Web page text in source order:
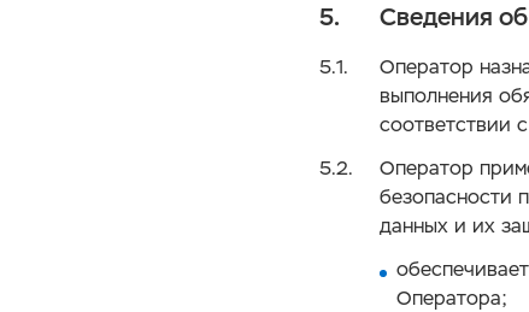
Сведения
Оператор
выполнения
соответствии
Оператор
безопасности
данных и их
Оператора;